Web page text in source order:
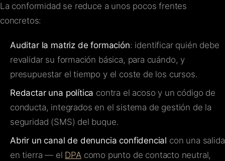
La conformidad se reduce a unos pocos frentes
concretos:
Auditar la matriz de formación: identificar quién debe
revalidar su formación básica, para cuándo, y
presupuestar el tiempo y el coste de los cursos.
Redactar una política contra el acoso y un código de
conducta, integrados en el sistema de gestión de la
seguridad (SMS) del buque.
Abrir un canal de denuncia confidencial con una salida
en tierra — el DPAcomo punto de contacto neutral,